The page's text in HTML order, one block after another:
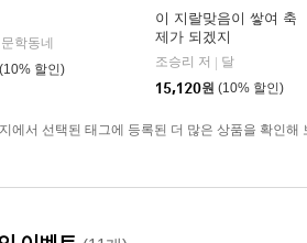
문학동네
(10% 할인)
이 지랄맞음이 쌓여 축
제가 되겠지
조승리 저
달
15,120원 (10% 할인)
에서 선택된 태그에 등록된 더 많은 상품을 확인해